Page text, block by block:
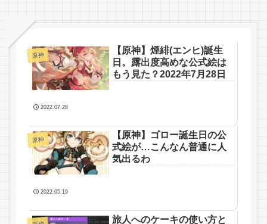
原神
【原神】煙緋(エンヒ)誕生
日。露出度高めな公式絵は
もう見た？2022年7月28日
2022.07.28
原神
【原神】ゴロー誕生日の公
式絵が…こんなん普通に人
気出るわ
2022.05.19
旅人へのケーキの使い方と